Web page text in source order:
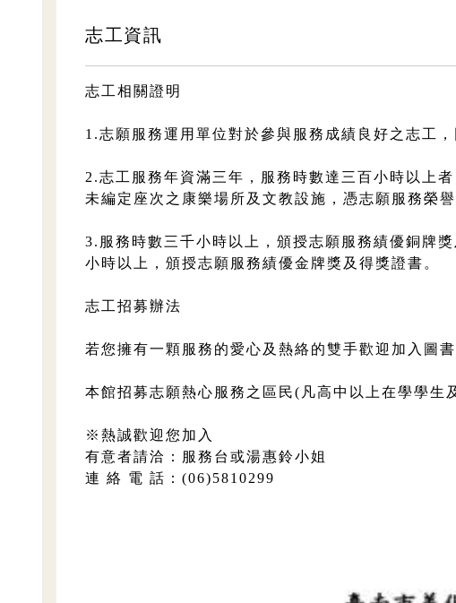
志工資訊
志工相關證明
1.志願服務運用單位對於參與服務成績良好之志工
2.志工服務年資滿三年，服務時數達三百小時以上
未編定座次之康樂場所及文教設施，憑志願服務榮譽
3.服務時數三千小時以上，頒授志願服務績優銅牌
小時以上，頒授志願服務績優金牌獎及得獎證書。
志工招募辦法
若您擁有一顆服務的愛心及熱絡的雙手歡迎加入圖
本館招募志願熱心服務之區民(凡高中以上在學學
※熱誠歡迎您加入
有意者請洽：服務台或湯惠鈴小姐
連 絡 電 話：(06)5810299